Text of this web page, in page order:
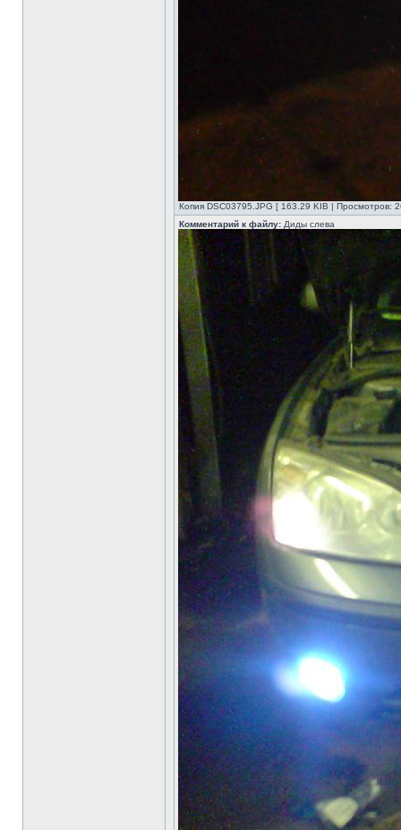
Копия DSC03795.JPG [ 163.29 KIB | Просмотров:
Комментарий к файлу: Диды слева